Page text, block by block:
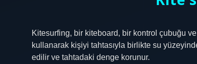
Kitesurfing, bir kiteboard, bir kontrol çubuğu
kullanarak kişiyi tahtasıyla birlikte su
edilir ve tahtadaki denge korunur.